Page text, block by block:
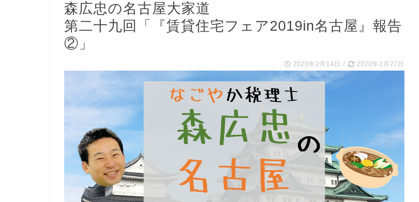
森広忠の名古屋大家道
第二十九回「『賃貸住宅フェア2019in名古屋』報告
②」
2020年2月14日 / 2020年2月27日